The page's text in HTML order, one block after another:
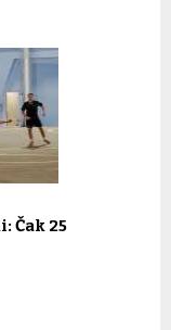
Čak 25